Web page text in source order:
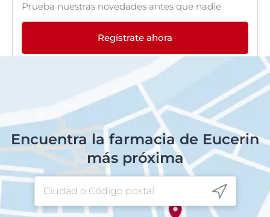
Prueba nuestras novedades antes que nadie.
Regístrate ahora
Encuentra la farmacia de Eucerin
más próxima